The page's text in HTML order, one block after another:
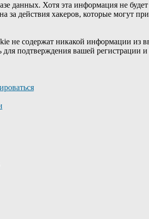
данных. Хотя эта информация не
за действия хакеров, которые могут
не содержат никакой информации из
подтверждения вашей регистрации